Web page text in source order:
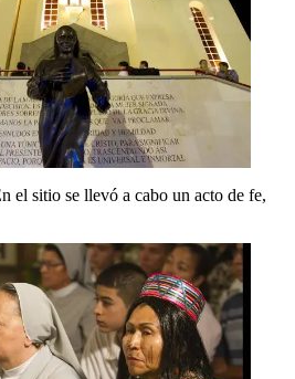
el sitio se llevó a cabo un acto de fe,